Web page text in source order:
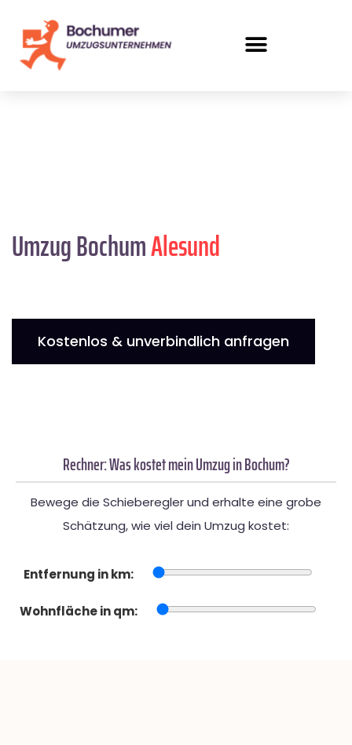
Umzug BochumAlesund
Kostenlos & unverbindlich anfragen
Rechner: Was kostet mein Umzug in Bochum?
Bewege die Schieberegler und erhalte eine grobe
Schätzung, wie viel dein Umzug kostet:
Entfernung in km:
Wohnfläche in qm: